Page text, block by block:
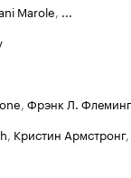
Marole, ...
, Фрэнк Л. Флеминг
, Кристин Армстронг,